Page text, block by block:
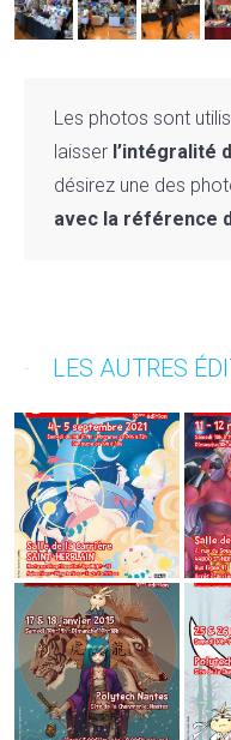
Les photos sont
laisser l’intégralité
désirez une des
avec la référence
LES AUTRES